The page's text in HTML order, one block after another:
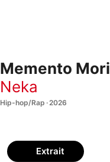
Memento Mori
Neka
Hip-hop/Rap · 2026
Extrait